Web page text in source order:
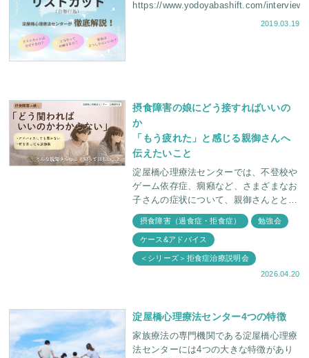
https://www.yodoyabashift.com/
2019.03.19
摂食障害の娘にどう接すればいいの
か
「もう疲れた」と感じる親御さんへ
伝えたいこと
淀屋橋心理療法センターでは、不登校や
ゲーム依存症、癇癪など、さまざまなお
子さんの症状について、親御さんととも
に理解を深める説明会を定期的に開催し
ています。 今回は「摂食障害を抱える
わが子にどう接
摂食障害（過食症・拒食症） 勉強会
ケース&アドバイス
＜シリーズ＞拒食症治療説明会
2026.04.20
淀屋橋心理療法センター4つの特徴
家族療法の専門機関である淀屋橋心理療
法センターには4つの大きな特徴があり